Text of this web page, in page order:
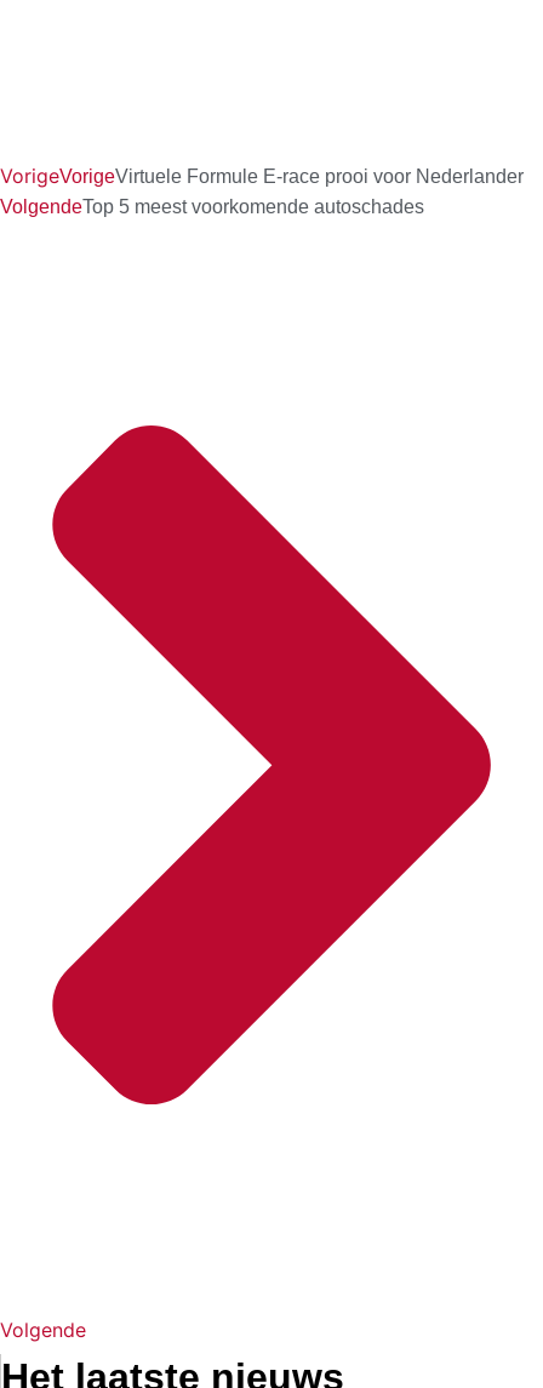
VorigeVorigeVirtuele Formule E-race prooi voor Nederlander
VolgendeTop 5 meest voorkomende autoschades
Volgende
Het laatste nieuws